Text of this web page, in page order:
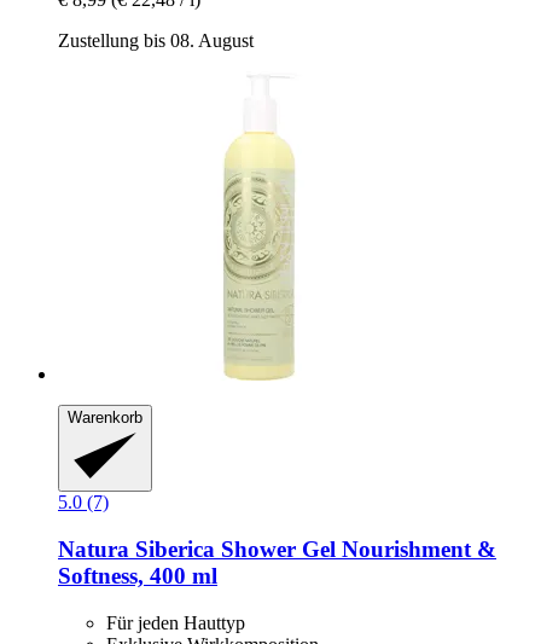
Zustellung bis 08. August
Warenkorb
5.0 (7)
Natura Siberica Shower Gel Nourishment &
Softness, 400 ml
Für jeden Hauttyp